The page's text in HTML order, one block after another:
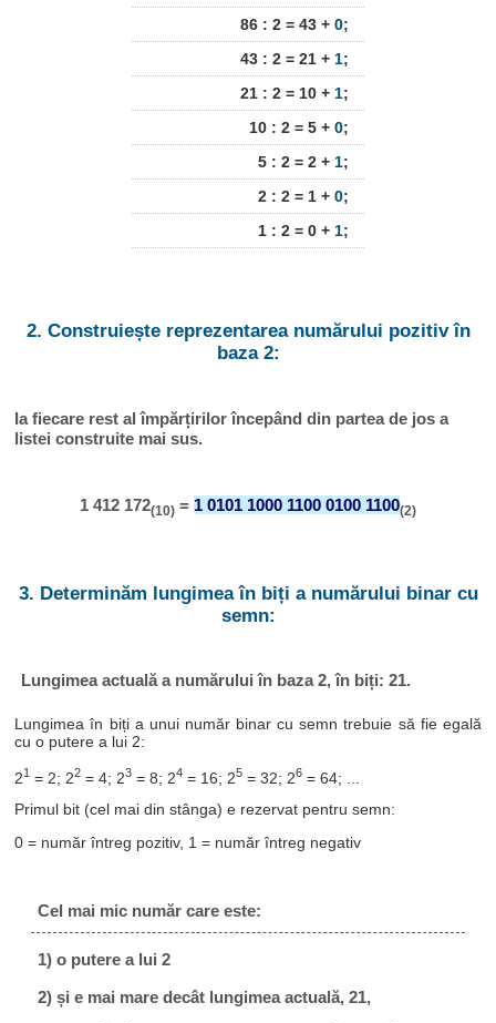
86 : 2 = 43 + 0;
43 : 2 = 21 + 1;
21 : 2 = 10 + 1;
10 : 2 = 5 + 0;
5 : 2 = 2 + 1;
2 : 2 = 1 + 0;
1 : 2 = 0 + 1;
2. Construiește reprezentarea numărului pozitiv în
baza 2:
Ia fiecare rest al împărțirilor începând din partea de jos a
listei construite mai sus.
1 412 172(10) = 1 0101 1000 1100 0100 1100(2)
3. Determinăm lungimea în biți a numărului binar cu
semn:
Lungimea actuală a numărului în baza 2, în biți: 21.
Lungimea în biți a unui număr binar cu semn trebuie să fie egală
cu o putere a lui 2:
21 = 2; 22 = 4; 23 = 8; 24 = 16; 25 = 32; 26 = 64; ...
Primul bit (cel mai din stânga) e rezervat pentru semn:
0 = număr întreg pozitiv, 1 = număr întreg negativ
Cel mai mic număr care este:
1) o putere a lui 2
2) și e mai mare decât lungimea actuală, 21,